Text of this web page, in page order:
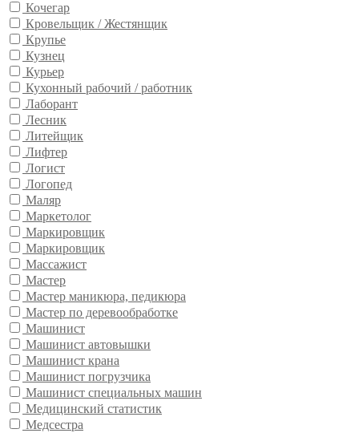
Кочегар
Кровельщик / Жестянщик
Крупье
Кузнец
Курьер
Кухонный рабочий / работник
Лаборант
Лесник
Литейщик
Лифтер
Логист
Логопед
Маляр
Маркетолог
Маркировщик
Маркировщик
Массажист
Мастер
Мастер маникюра, педикюра
Мастер по деревообработке
Машинист
Машинист автовышки
Машинист крана
Машинист погрузчика
Машинист специальных машин
Медицинский статистик
Медсестра